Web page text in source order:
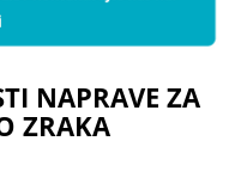
NAPRAVE ZA
ZRAKA